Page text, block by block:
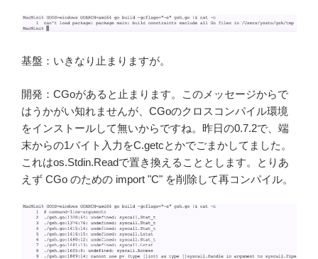
基盤：いきなり止まりますが。
開発：CGoがあると止まります。このメッセージからで
はうかがい知れませんが、CGoのクロスコンパイル環境
をインストールして無いからですね。昨日の0.7.2で、端
末からの1バイト入力をC.getcとかでごまかしてました。
これはos.Stdin.Readで置き換えることとします。とりあ
えず CGo のための import "C" を削除して再コンパイル。